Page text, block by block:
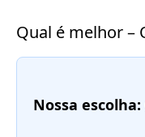
Qual é melhor –
Nossa escolha: